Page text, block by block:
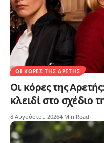
ΟΙ ΚΌΡΕΣ ΤΗΣ ΑΡΕΤΉΣ
Οι κόρες της
κλειδί στο σχέδιο
8 Αυγούστου 20264 Min Read